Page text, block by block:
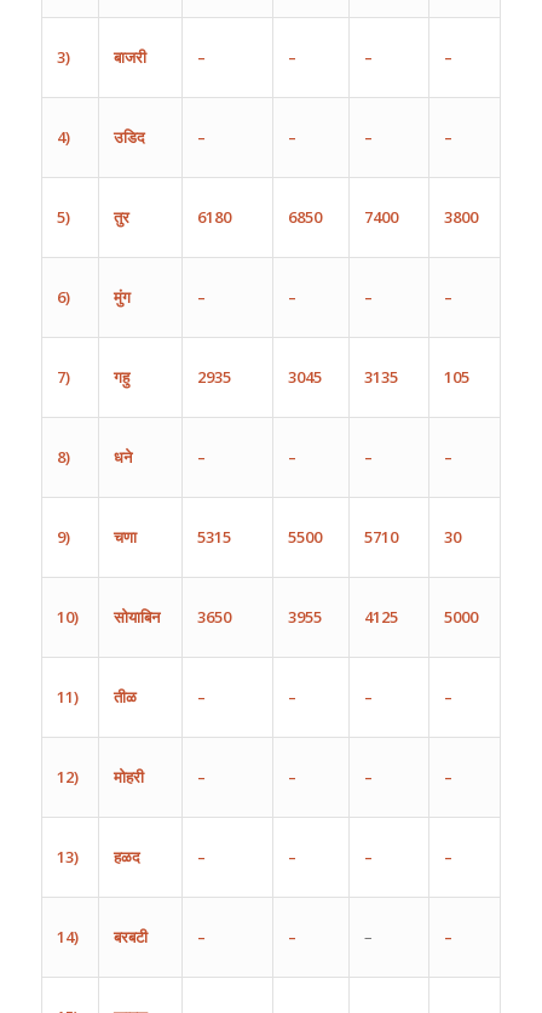
3) बाजरी – – – –
4) उडिद – – – –
5) तुर 6180 6850 7400 3800
6) मुंग – – – –
7) गहु 2935 3045 3135 105
8) धने – – – –
9) चणा 5315 5500 5710 30
10) सोयाबिन 3650 3955 4125 5000
11) तीळ – – – –
12) मोहरी – – – –
13) हळद – – – –
14) बरबटी – – – –